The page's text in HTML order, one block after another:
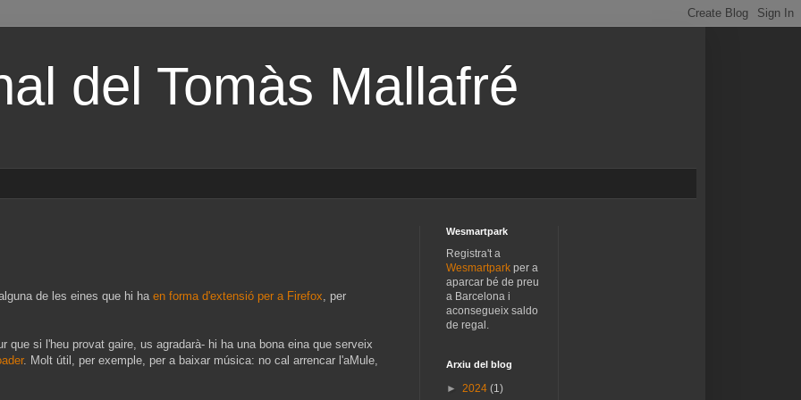
del Tomàs Mallafré
de les eines que hi ha en forma d'extensió per a Firefox, per
que si l'heu provat gaire, us agradarà- hi ha una bona eina que serveix
. Molt útil, per exemple, per a baixar música: no cal arrencar l'aMule,
Wesmartpark
Registra't a
Wesmartpark per a
aparcar bé de preu
a Barcelona i
aconsegueix saldo
de regal.
Arxiu del blog
► 2024 (1)